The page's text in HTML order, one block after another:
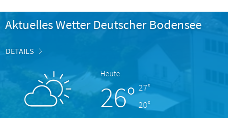
Aktuelles Wetter Deutscher Bodensee
DETAILS
Heute
26° 27°
20°